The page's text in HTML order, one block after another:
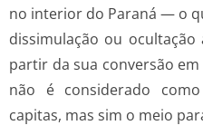
no interior do Paraná — o
dissimulação ou
partir da sua conversão
não é considerado
capitas, mas sim o meio